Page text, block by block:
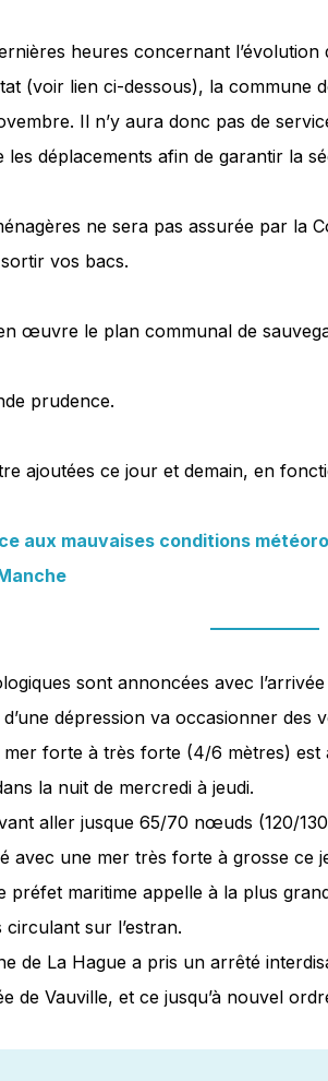
heures concernant
(voir lien ci-dessous), la
Il n’y aura donc pas de
les déplacements afin de garantir la
ne sera pas assurée par la
vos bacs.
œuvre le plan communal de
prudence.
ajoutées ce jour et demain, en
aux mauvaises conditions
sont annoncées avec
dépression va occasionner
forte à très forte (4/6 mètres) est
la nuit de mercredi à jeudi.
aller jusque 65/70 nœuds (120/
avec une mer très forte à grosse ce
préfet maritime appelle à la plus
sur l’estran.
de La Hague a pris un arrêté
de Vauville, et ce jusqu’à nouvel